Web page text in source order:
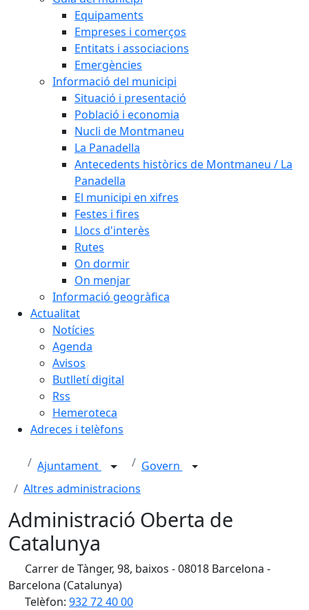
Equipaments
Empreses i comerços
Entitats i associacions
Emergències
Informació del municipi
Situació i presentació
Població i economia
Nucli de Montmaneu
La Panadella
Antecedents històrics de Montmaneu / La
Panadella
El municipi en xifres
Festes i fires
Llocs d'interès
Rutes
On dormir
On menjar
Informació geogràfica
Actualitat
Notícies
Agenda
Avisos
Butlletí digital
Rss
Hemeroteca
Adreces i telèfons
Ajuntament
Govern
Altres administracions
Administració Oberta de
Catalunya
Carrer de Tànger, 98, baixos - 08018 Barcelona -
Barcelona (Catalunya)
Telèfon: 932 72 40 00